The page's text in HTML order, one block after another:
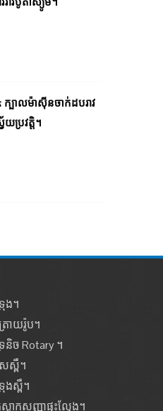
ក្បាលម៉ាស៊ីនចាក់ដបរាវ
យប្រវត្តិ។
ង។
ាយរ៉ូប។
និច Rotary ។
ស្ពឺ។
ងស្ពឺ។
ាកសញ្ញាផ្ទះល្វែង។